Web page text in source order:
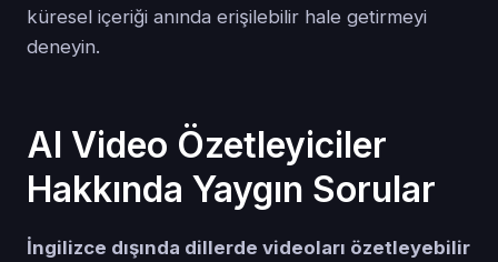
küresel içeriği anında erişilebilir hale getirmeyi
deneyin.
AI Video Özetleyiciler
Hakkında Yaygın Sorular
İngilizce dışında dillerde videoları özetleyebilir